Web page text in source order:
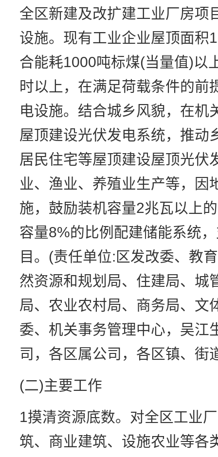
全区新建及改扩建工业厂房项
设施。现有工业企业屋顶面积
合能耗1000吨标煤(当量值)以
时以上，在满足荷载条件的前
电设施。结合城乡风貌，在机
屋顶建设光伏发电系统，推动
居民住宅等屋顶建设屋顶光伏
业、渔业、养殖业生产等，因
施，鼓励装机容量2兆瓦以上
容量8%的比例配建储能系统
目。(责任单位:区发改委、教
然资源和规划局、住建局、城
局、农业农村局、商务局、文
委、机关事务管理中心，吴江
司，各区属公司，各区镇、街
(二)主要工作
1摸清资源底数。对全区工业
筑、商业建筑、设施农业等各